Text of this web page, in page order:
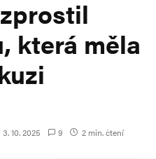
která měla
3. 10. 2025 9 2 min. čtení